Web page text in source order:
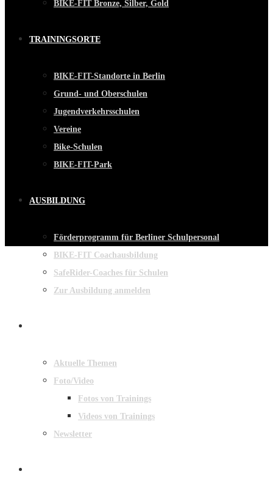
BIKE-FIT Bronze, Silber, Gold
TRAININGSORTE
BIKE-FIT-Standorte in Berlin
Grund- und Oberschulen
Jugendverkehrsschulen
Vereine
Bike-Schulen
BIKE-FIT-Park
AUSBILDUNG
Förderprogramm für Berliner Schulpersonal
BIKE-FIT Coachausbildung
SafeRider-Coaches für Schulen
Zur Ausbildung anmelden
Aktuelle Themen
Foto/Video
Fotos von Trainings
Videos von Trainings
Newsletter